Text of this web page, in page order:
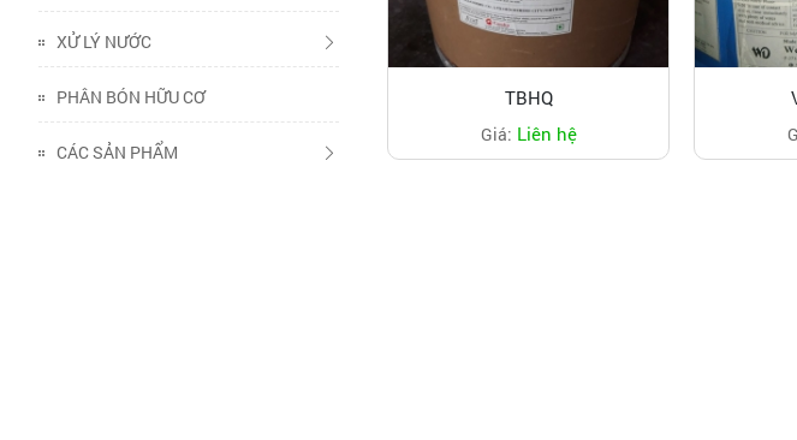
XỬ LÝ NƯỚC
PHÂN BÓN HỮU CƠ
CÁC SẢN PHẨM
TBHQ
Giá: Liên hệ